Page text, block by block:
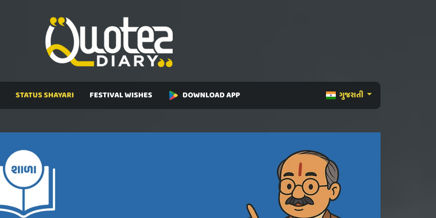
ગુજરાતી
STATUS SHAYARI FESTIVAL WISHES DOWNLOAD APP